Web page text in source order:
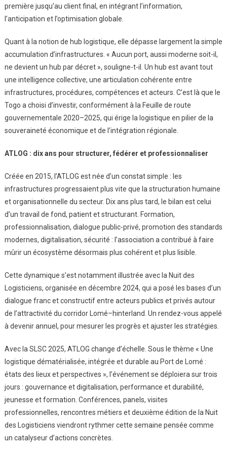
première jusqu’au client final, en intégrant l’information,
l’anticipation et l’optimisation globale.
Quant à la notion de hub logistique, elle dépasse largement la simple
accumulation d’infrastructures. « Aucun port, aussi moderne soit-il,
ne devient un hub par décret », souligne-t-il. Un hub est avant tout
une intelligence collective, une articulation cohérente entre
infrastructures, procédures, compétences et acteurs. C’est là que le
Togo a choisi d’investir, conformément à la Feuille de route
gouvernementale 2020–2025, qui érige la logistique en pilier de la
souveraineté économique et de l’intégration régionale.
ATLOG : dix ans pour structurer, fédérer et professionnaliser
Créée en 2015, l’ATLOG est née d’un constat simple : les
infrastructures progressaient plus vite que la structuration humaine
et organisationnelle du secteur. Dix ans plus tard, le bilan est celui
d’un travail de fond, patient et structurant. Formation,
professionnalisation, dialogue public-privé, promotion des standards
modernes, digitalisation, sécurité : l’association a contribué à faire
mûrir un écosystème désormais plus cohérent et plus lisible.
Cette dynamique s’est notamment illustrée avec la Nuit des
Logisticiens, organisée en décembre 2024, qui a posé les bases d’un
dialogue franc et constructif entre acteurs publics et privés autour
de l’attractivité du corridor Lomé–hinterland. Un rendez-vous appelé
à devenir annuel, pour mesurer les progrès et ajuster les stratégies.
Avec la SLSC 2025, ATLOG change d’échelle. Sous le thème « Une
logistique dématérialisée, intégrée et durable au Port de Lomé :
états des lieux et perspectives », l’événement se déploiera sur trois
jours : gouvernance et digitalisation, performance et durabilité,
jeunesse et formation. Conférences, panels, visites
professionnelles, rencontres métiers et deuxième édition de la Nuit
des Logisticiens viendront rythmer cette semaine pensée comme
un catalyseur d’actions concrètes.